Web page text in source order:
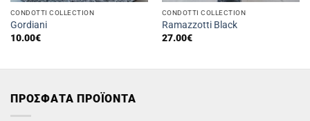
CONDOTTI COLLECTION
Gordiani
10.00€
CONDOTTI COLLECTION
Ramazzotti Black
27.00€
ΠΡΟΣΦΑΤΑ ΠΡΟΪΟΝΤΑ